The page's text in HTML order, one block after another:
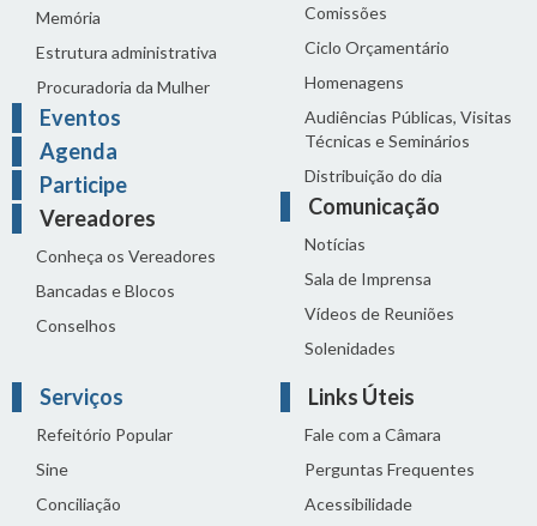
Memória
Estrutura administrativa
Procuradoria da Mulher
Eventos
Agenda
Participe
Vereadores
Conheça os Vereadores
Bancadas e Blocos
Conselhos
Comissões
Ciclo Orçamentário
Homenagens
Audiências Públicas, Visitas
Técnicas e Seminários
Distribuição do dia
Comunicação
Notícias
Sala de Imprensa
Vídeos de Reuniões
Solenidades
Serviços
Refeitório Popular
Sine
Conciliação
Links Úteis
Fale com a Câmara
Perguntas Frequentes
Acessibilidade